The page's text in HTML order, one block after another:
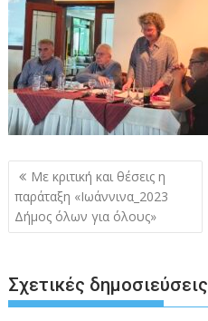
Πλοήγηση
άρθρων
Με κριτική και θέσεις η
παράταξη «Ιωάννινα_2023
Δήμος όλων για όλους»
Σχετικές δημοσιεύσεις